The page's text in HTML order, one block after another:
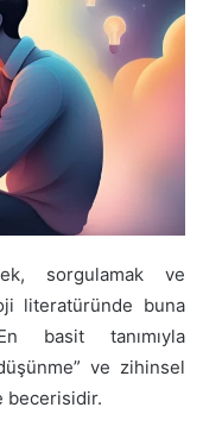
sorgulamak ve
literatüründe buna
basit tanımıyla
ve zihinsel
becerisidir.